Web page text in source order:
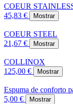
COEUR
45,83 €
Mostrar
COEUR STEEL
21,67 €
Mostrar
COLLINOX
125,00 €
Mostrar
Espuma de conforto
5,00 €
Mostrar